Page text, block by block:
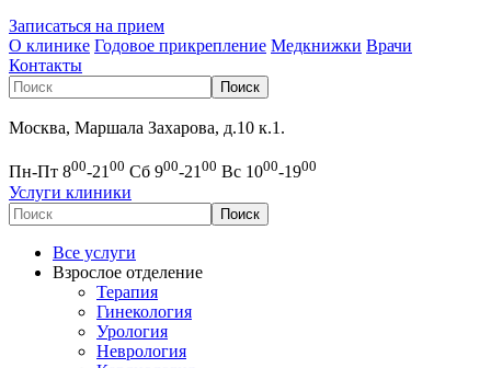
Записаться на прием
О клинике Годовое прикрепление Медкнижки Врачи
Контакты
Москва, Маршала Захарова, д.10 к.1.
Пн-Пт 800-2100 Сб 900-2100 Вс 1000-1900
Услуги клиники
Все услуги
Взрослое отделение
Терапия
Гинекология
Урология
Неврология